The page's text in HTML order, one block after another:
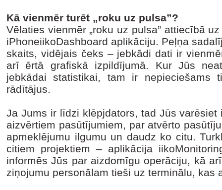
Kā vienmēr turēt „roku uz pulsa”?
Vēlaties vienmēr „roku uz pulsa” attiecībā
iPhoneiikoDashboard aplikāciju. Peļņa
skaits, vidējais čeks – jebkādi dati ir
arī ērtā grafiskā izpildījumā. Kur Jūs
jebkādai statistikai, tam ir nepieciešams
rādītājus.
Ja Jums ir līdzi klēpjdators, tad Jūs
aizvērtiem pasūtījumiem, par atvērto
apmeklējumu ilgumu un daudz ko citu.
citiem projektiem – aplikācija
informēs Jūs par aizdomīgu operāciju, kā
ziņojumu personālam tieši uz terminālu, kas